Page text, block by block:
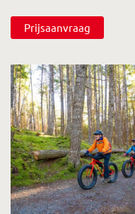
Prijsaanvraag